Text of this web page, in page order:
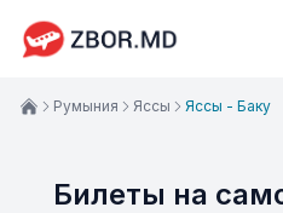
Билеты на
Румыния Яссы Яссы - Баку